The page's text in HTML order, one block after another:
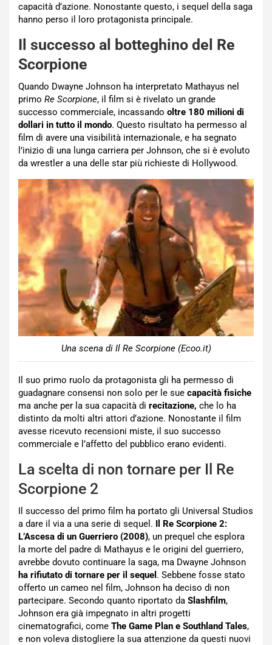
capacità d’azione. Nonostante questo, i sequel della saga
hanno perso il loro protagonista principale.
Il successo al botteghino del Re
Scorpione
Quando Dwayne Johnson ha interpretato Mathayus nel
primo Re Scorpione, il film si è rivelato un grande
successo commerciale, incassando oltre 180 milioni di
dollari in tutto il mondo. Questo risultato ha permesso al
film di avere una visibilità internazionale, e ha segnato
l’inizio di una lunga carriera per Johnson, che si è evoluto
da wrestler a una delle star più richieste di Hollywood.
Una scena di Il Re Scorpione (Ecoo.it)
Il suo primo ruolo da protagonista gli ha permesso di
guadagnare consensi non solo per le sue capacità fisiche
ma anche per la sua capacità di recitazione, che lo ha
distinto da molti altri attori d’azione. Nonostante il film
avesse ricevuto recensioni miste, il suo successo
commerciale e l’affetto del pubblico erano evidenti.
La scelta di non tornare per Il Re
Scorpione 2
Il successo del primo film ha portato gli Universal Studios
a dare il via a una serie di sequel. Il Re Scorpione 2:
L’Ascesa di un Guerriero (2008), un prequel che esplora
la morte del padre di Mathayus e le origini del guerriero,
avrebbe dovuto continuare la saga, ma Dwayne Johnson
ha rifiutato di tornare per il sequel . Sebbene fosse stato
offerto un cameo nel film, Johnson ha deciso di non
partecipare. Secondo quanto riportato da Slashfilm,
Johnson era già impegnato in altri progetti
cinematografici, come The Game Plan e Southland Tales,
e non voleva distogliere la sua attenzione da questi nuovi